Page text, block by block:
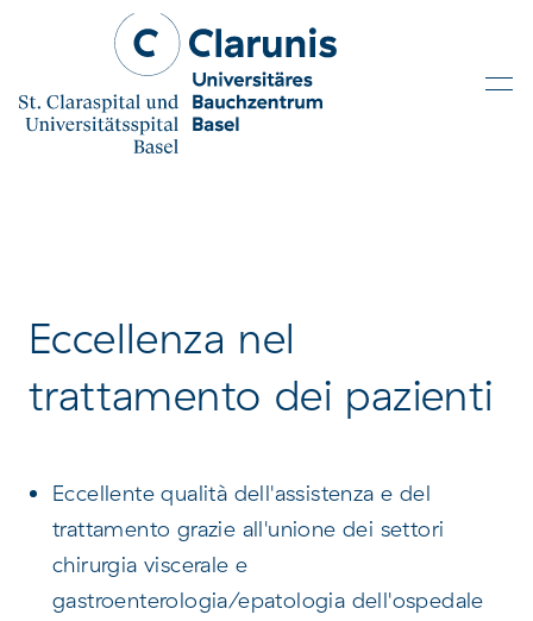
Skip to main content
Eccellenza nel
trattamento dei pazienti
Eccellente qualità dell'assistenza e del
trattamento grazie all'unione dei settori
chirurgia viscerale e
gastroenterologia/epatologia dell'ospedale